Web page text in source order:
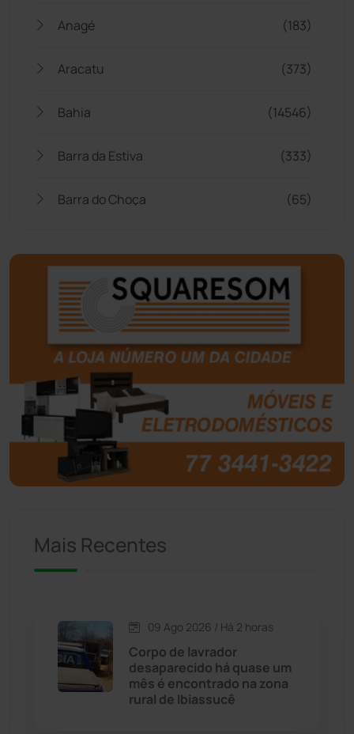
Anagé (183)
Aracatu (373)
Bahia (14546)
Barra da Estiva (333)
Barra do Choça (65)
Bom Jesus da Lapa (510)
Boquira (152)
Botuporã
Brasil (7680)
Brumado (31962)
Caetanos
Candiba
Cândido Sales (121)
Mais Recentes
09 Ago 2026 / Há 2 horas
Corpo de lavrador
desaparecido há quase um
mês é encontrado na zona
rural de Ibiassucê